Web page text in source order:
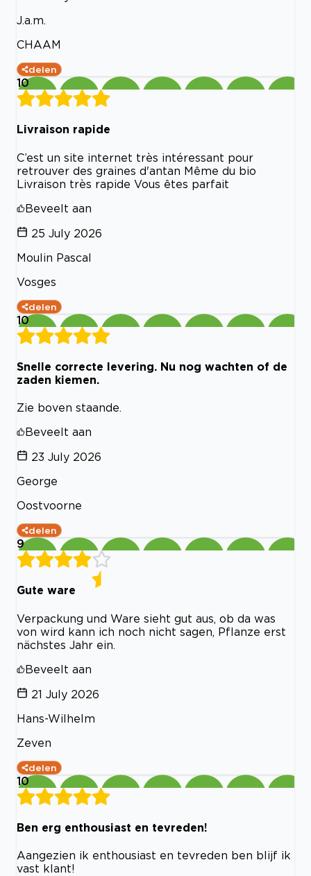
J.a.m.
CHAAM
delen
10
Livraison rapide
C’est un site internet très intéressant pour
retrouver des graines d'antan Même du bio
Livraison très rapide Vous êtes parfait
Beveelt aan
25 July 2026
Moulin Pascal
Vosges
delen
10
Snelle correcte levering. Nu nog wachten of de
zaden kiemen.
Zie boven staande.
Beveelt aan
23 July 2026
George
Oostvoorne
delen
9
Gute ware
Verpackung und Ware sieht gut aus, ob da was
von wird kann ich noch nicht sagen, Pflanze erst
nächstes Jahr ein.
Beveelt aan
21 July 2026
Hans-Wilhelm
Zeven
delen
10
Ben erg enthousiast en tevreden!
Aangezien ik enthousiast en tevreden ben blijf ik
vast klant!